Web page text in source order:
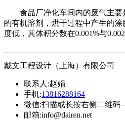
食品厂净化车间内的废气主要是
的有机溶剂，烘干过程中产生的
度低，其体积分数在0.001%与
戴文工程设计（上海）有限公司
联系人:赵娟
手机:13816288164
微信:扫描或长按右侧二维码
邮箱:info@dairen.net